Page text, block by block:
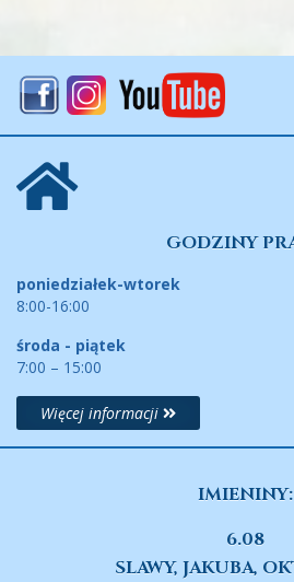
GODZINY
poniedziałek-wtorek
8:00-16:00
środa - piątek
7:00 – 15:00
Więcej informacji
IMIENINY:
6.08
SLAWY, JAKUBA,